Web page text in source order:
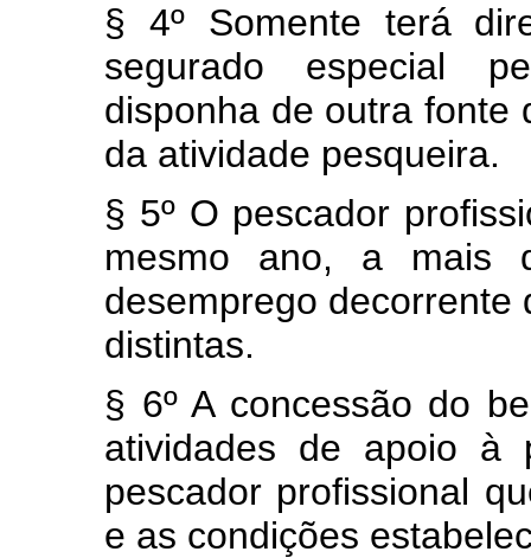
§ 4º Somente terá
segurado especial
disponha de outra fonte
da atividade pesqueira.
§ 5º O pescador
mesmo ano, a mais
desemprego decorrente
distintas.
§ 6º A concessão do
atividades de apoio à
pescador profissional
e as condições